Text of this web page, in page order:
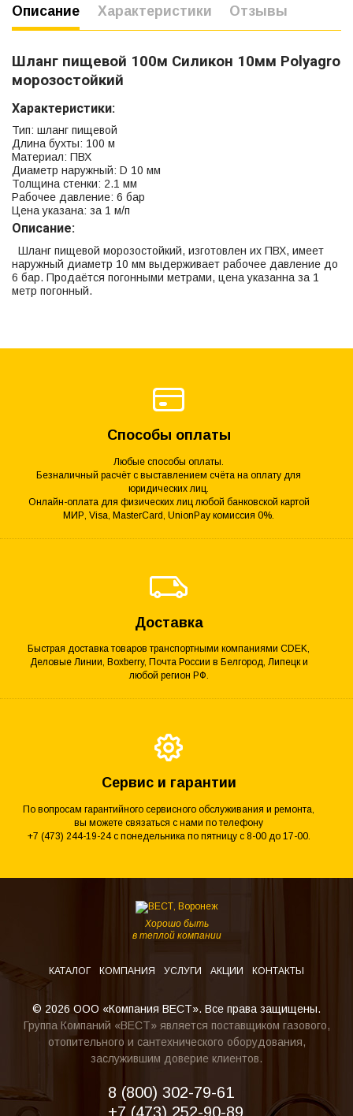
Описание Характеристики Отзывы
Шланг пищевой 100м Силикон 10мм Polyagro
морозостойкий
Характеристики:
Тип: шланг пищевой
Длина бухты: 100 м
Материал: ПВХ
Диаметр наружный: D 10 мм
Толщина стенки: 2.1 мм
Рабочее давление: 6 бар
Цена указана: за 1 м/п
Описание:
Шланг пищевой морозостойкий, изготовлен их ПВХ, имеет
наружный диаметр 10 мм выдерживает рабочее давление до
6 бар. Продаётся погонными метрами, цена указанна за 1
метр погонный.
Способы оплаты
Любые способы оплаты.
Безналичный расчёт с выставлением счёта на оплату для
юридических лиц.
Онлайн-оплата для физических лиц любой банковской картой
МИР, Visa, MasterCard, UnionPay комиссия 0%.
Доставка
Быстрая доставка товаров транспортными компаниями CDEK,
Деловые Линии, Boxberry, Почта России в Белгород, Липецк и
любой регион РФ.
Сервис и гарантии
По вопросам гарантийного сервисного обслуживания и ремонта,
вы можете связаться с нами по телефону
+7 (473) 244-19-24 с понедельника по пятницу с 8-00 до 17-00.
Хорошо быть
в теплой компании
КАТАЛОГ КОМПАНИЯ УСЛУГИ АКЦИИ КОНТАКТЫ
© 2026 ООО «Компания ВЕСТ». Все права защищены.
Группа Компаний «ВЕСТ» является поставщиком газового,
отопительного и сантехнического оборудования,
заслужившим доверие клиентов.
8 (800) 302-79-61
+7 (473) 252-90-89